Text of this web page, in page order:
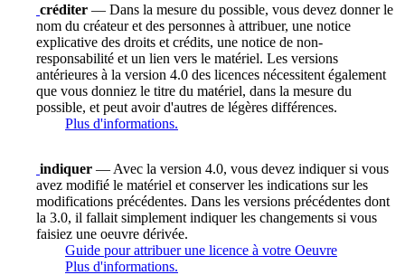
créditer — Dans la mesure du possible, vous devez donner le
nom du créateur et des personnes à attribuer, une notice
explicative des droits et crédits, une notice de non-
responsabilité et un lien vers le matériel. Les versions
antérieures à la version 4.0 des licences nécessitent également
que vous donniez le titre du matériel, dans la mesure du
possible, et peut avoir d'autres de légères différences.
Plus d'informations.
indiquer — Avec la version 4.0, vous devez indiquer si vous
avez modifié le matériel et conserver les indications sur les
modifications précédentes. Dans les versions précédentes dont
la 3.0, il fallait simplement indiquer les changements si vous
faisiez une oeuvre dérivée.
Guide pour attribuer une licence à votre Oeuvre
Plus d'informations.